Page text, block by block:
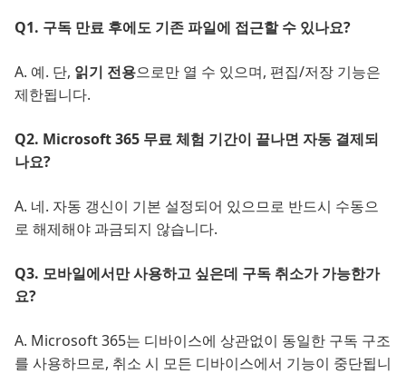
Q1. 구독 만료 후에도 기존 파일에 접근할 수 있나요?
A. 예. 단, 읽기 전용으로만 열 수 있으며, 편집/저장 기능은
제한됩니다.
Q2. Microsoft 365 무료 체험 기간이 끝나면 자동 결제되
나요?
A. 네. 자동 갱신이 기본 설정되어 있으므로 반드시 수동으
로 해제해야 과금되지 않습니다.
Q3. 모바일에서만 사용하고 싶은데 구독 취소가 가능한가
요?
A. Microsoft 365는 디바이스에 상관없이 동일한 구독 구조
를 사용하므로, 취소 시 모든 디바이스에서 기능이 중단됩니